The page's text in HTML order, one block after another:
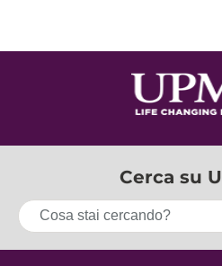
Cerca su